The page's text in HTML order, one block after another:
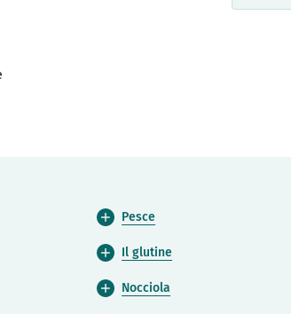
Pesce
Il glutine
Nocciola